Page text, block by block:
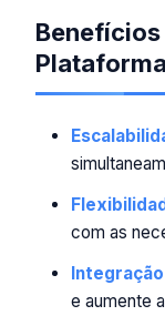
com as
Integração
e aumente